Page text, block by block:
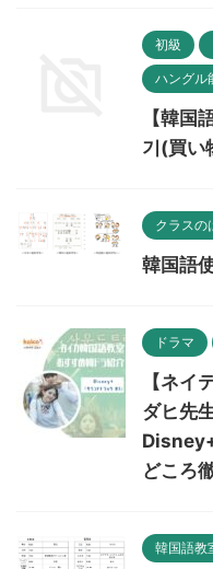
初級
ハングル
【韓国
기(買い
クラスの
韓国語
ドラマ
【ネイ
ダヒ先
どころ
韓国語教